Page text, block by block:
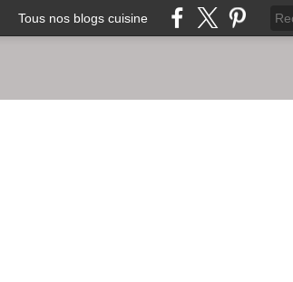
Tous nos blogs cuisine